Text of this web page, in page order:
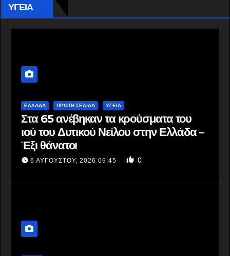
ΥΓΕΙΑ
ΕΛΛΆΔΑ ΠΡΩΤΗ ΣΕΛΙΔΑ ΥΓΕΙΑ
Στα 65 ανέβηκαν τα κρούσματα του
ιού του Δυτικού Νείλου στην Ελλάδα –
Έξι θάνατοι
6 ΑΥΓΟΎΣΤΟΥ, 2026 09:45 0